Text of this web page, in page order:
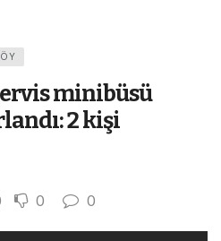
minibüsü
2 kişi
0 0